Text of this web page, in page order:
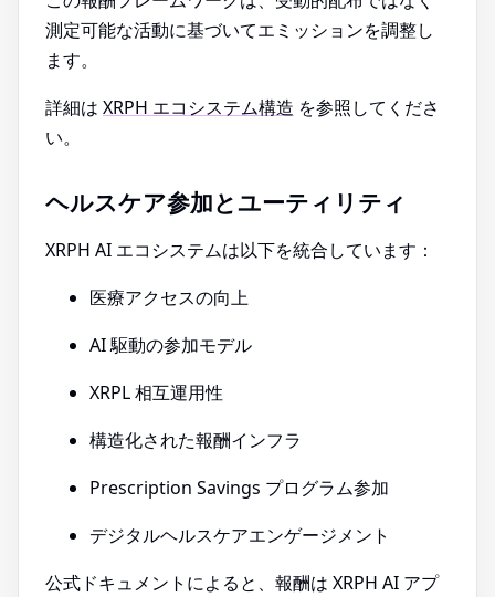
測定可能な活動に基づいてエミッションを調整し
ます。
詳細は XRPH エコシステム構造 を参照してくださ
い。
ヘルスケア参加とユーティリティ
XRPH AI エコシステムは以下を統合しています：
医療アクセスの向上
AI 駆動の参加モデル
XRPL 相互運用性
構造化された報酬インフラ
Prescription Savings プログラム参加
デジタルヘルスケアエンゲージメント
公式ドキュメントによると、報酬は XRPH AI アプ